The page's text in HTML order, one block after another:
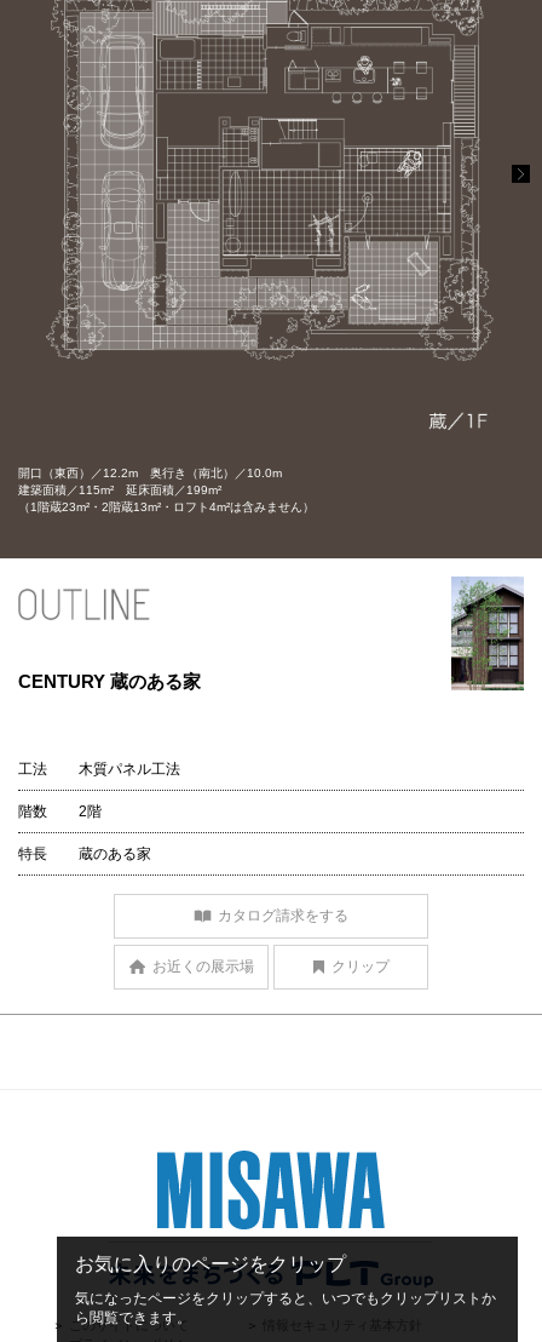
お気に入りのページをクリップ
気になったページをクリップすると、いつでもクリップリストか
ら閲覧できます。
開口（東西）／12.2m 奥行き（南北）／10.0m
建築面積／115m² 延床面積／199m²
（1階蔵23m²・2階蔵13m²・ロフト4m²は含みません）
CENTURY 蔵のある家
工法 木質パネル工法
階数 2階
特長 蔵のある家
カタログ請求をする
お近くの展示場 クリップ
＞ このサイトについて ＞